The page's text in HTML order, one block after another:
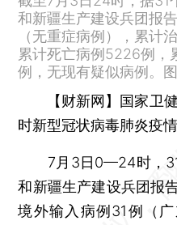
和新疆生产建设兵团报
（无重症病例），累计
累计死亡病例5226例
例，无现有疑似病例。
【财新网】 国家卫
时新型冠状病毒肺炎疫情
7月3日0—24时，31
和新疆生产建设兵团报
境外输入病例31例（